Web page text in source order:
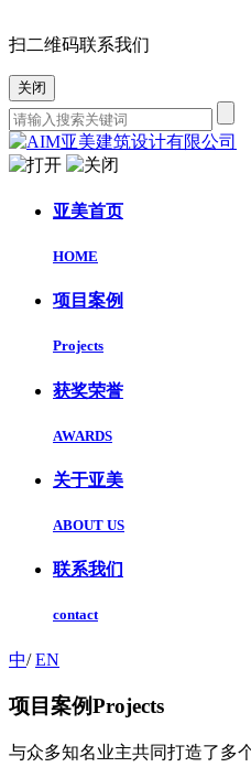
扫二维码联系我们
关闭
亚美首页
HOME
项目案例
Projects
获奖荣誉
AWARDS
关于亚美
ABOUT US
联系我们
contact
中/EN
项目案例Projects
与众多知名业主共同打造了多